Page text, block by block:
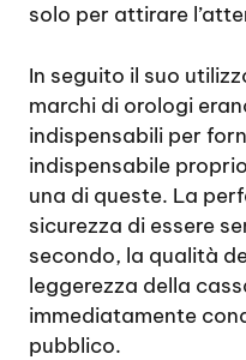
solo per attirare
In seguito il suo
marchi di orologi
indispensabili per
indispensabile
una di queste. La
sicurezza di essere
secondo, la qualità
leggerezza della
immediatamente
pubblico.